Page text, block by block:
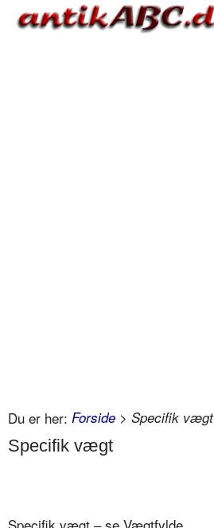
Du er her: Forside > Specifik vægt
Specifik vægt